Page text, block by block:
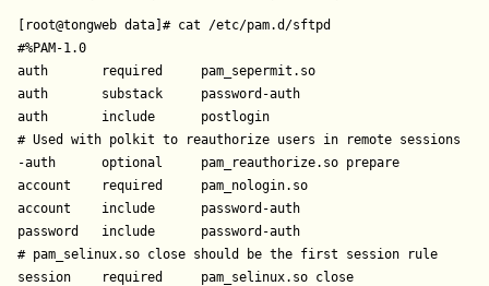
[root@tongweb data]# cat /etc/pam.d/sftpd
#%PAM-1.0
auth       required     pam_sepermit.so
auth       substack     password-auth
auth       include      postlogin
# Used with polkit to reauthorize users in remote sessions
-auth      optional     pam_reauthorize.so prepare
account    required     pam_nologin.so
account    include      password-auth
password   include      password-auth
# pam_selinux.so close should be the first session rule
session    required     pam_selinux.so close